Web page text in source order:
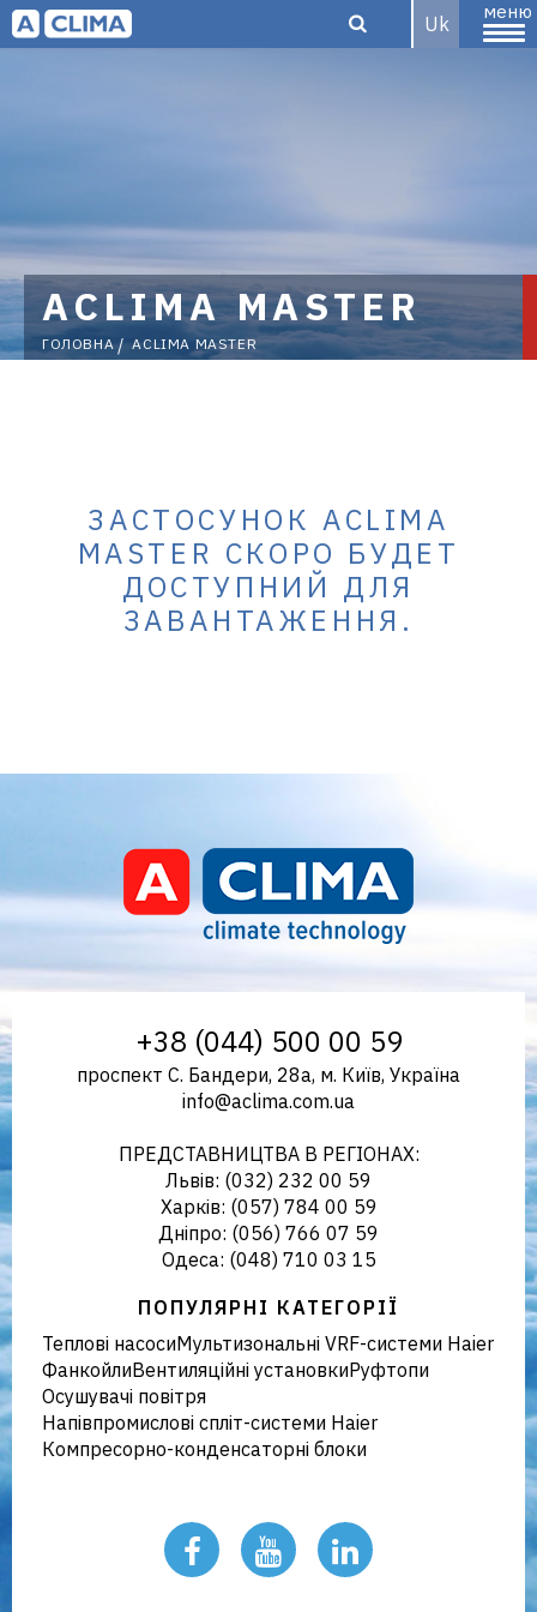
дистриб'ютор
кліматичного
Uk
меню
ACLIMA MASTER
ГОЛОВНА ACLIMA MASTER
ЗАСТОСУНОК ACLIMA
MASTER СКОРО БУДЕТ
ДОСТУПНИЙ ДЛЯ
ЗАВАНТАЖЕННЯ.
Україні
+38 (044) 500 00 59
проспект С. Бандери, 28а, м. Київ, Україна
info@aclima.com.ua
ПРЕДСТАВНИЦТВА В РЕГІОНАХ:
Львів: (032) 232 00 59
Харків: (057) 784 00 59
Дніпро: (056) 766 07 59
Одеса: (048) 710 03 15
ПОПУЛЯРНІ КАТЕГОРІЇ
Теплові насосиМультизональні VRF-системи Haier
ФанкойлиВентиляційні установкиРуфтопи
Осушувачі повітря
Напівпромислові спліт-системи Haier
Компресорно-конденсаторні блоки